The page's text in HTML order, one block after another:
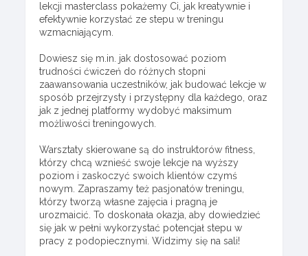
lekcji masterclass pokażemy Ci, jak kreatywnie i
efektywnie korzystać ze stepu w treningu
wzmacniającym.
Dowiesz się m.in. jak dostosować poziom
trudności ćwiczeń do różnych stopni
zaawansowania uczestników, jak budować lekcje w
sposób przejrzysty i przystępny dla każdego, oraz
jak z jednej platformy wydobyć maksimum
możliwości treningowych.
Warsztaty skierowane są do instruktorów fitness,
którzy chcą wznieść swoje lekcje na wyższy
poziom i zaskoczyć swoich klientów czymś
nowym. Zapraszamy też pasjonatów treningu,
którzy tworzą własne zajęcia i pragną je
urozmaicić. To doskonała okazja, aby dowiedzieć
się jak w pełni wykorzystać potencjał stepu w
pracy z podopiecznymi. Widzimy się na sali!